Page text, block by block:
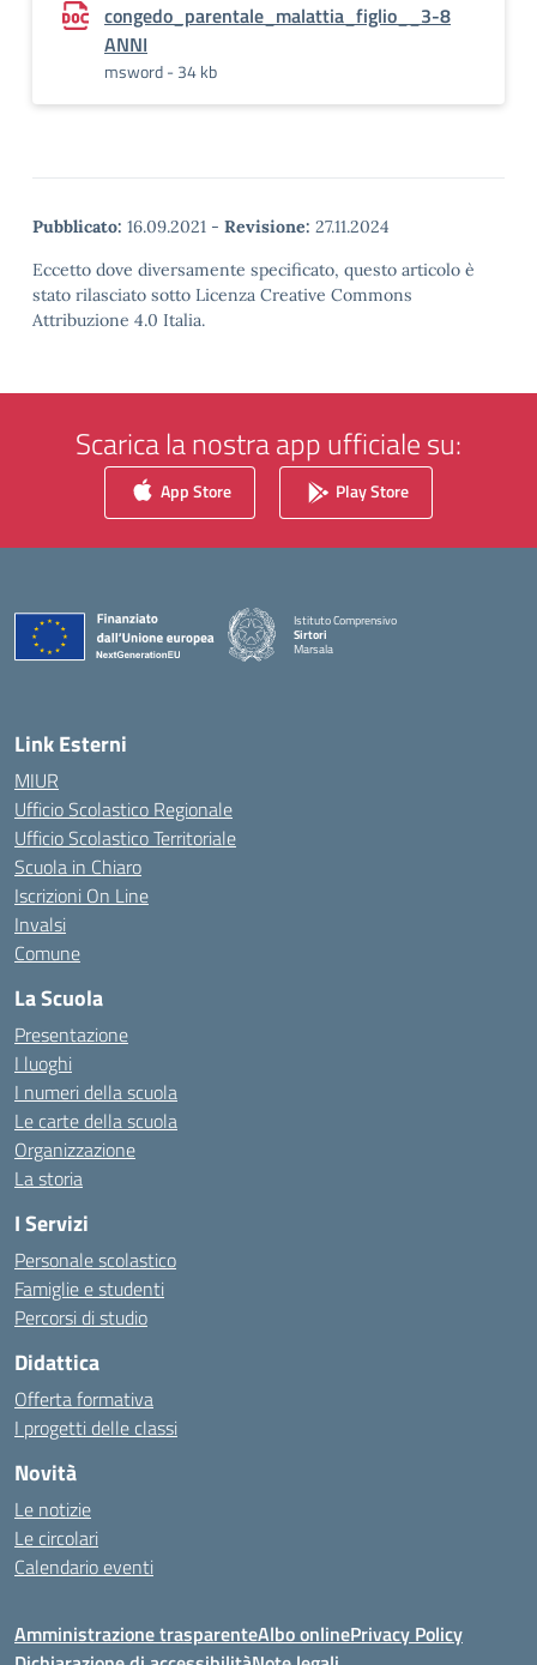
congedo_parentale_malattia_figlio__3-8
ANNI
msword - 34 kb
Pubblicato: 16.09.2021 - Revisione: 27.11.2024
Eccetto dove diversamente specificato, questo articolo è
stato rilasciato sotto Licenza Creative Commons
Attribuzione 4.0 Italia.
Scarica la nostra app ufficiale su:
App Store Play Store
Istituto Comprensivo
Sirtori
Marsala
Link Esterni
MIUR
Ufficio Scolastico Regionale
Ufficio Scolastico Territoriale
Scuola in Chiaro
Iscrizioni On Line
Invalsi
Comune
La Scuola
Presentazione
I luoghi
I numeri della scuola
Le carte della scuola
Organizzazione
La storia
I Servizi
Personale scolastico
Famiglie e studenti
Percorsi di studio
Didattica
Offerta formativa
I progetti delle classi
Novità
Le notizie
Le circolari
Calendario eventi
Amministrazione trasparenteAlbo onlinePrivacy Policy